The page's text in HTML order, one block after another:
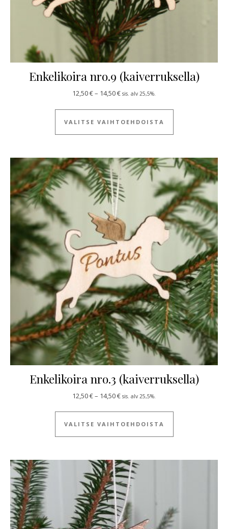
Enkelikoira nro.9 (kaiverruksella)
12,50€– 14,50€Hintaluokka: 12,50 € - 14,50 €
sis. alv 25,5%.
VALITSE VAIHTOEHDOISTA
Tällä tuotteella
Enkelikoira nro.3 (kaiverruksella)
12,50€– 14,50€Hintaluokka: 12,50 € - 14,50 €
sis. alv 25,5%.
VALITSE VAIHTOEHDOISTA
Tällä tuotteella